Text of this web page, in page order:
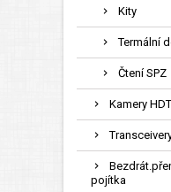
Kity
Termální
Čtení SPZ
Kamery
pojítka